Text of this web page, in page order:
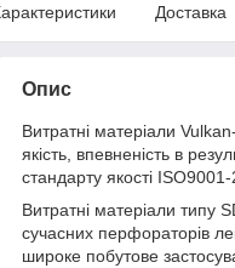
Доставка
Опис
Витратні матеріали
якість, впевненість в
стандарту якості ISO9001-
Витратні матеріали типу
сучасних перфораторів
широке побутове